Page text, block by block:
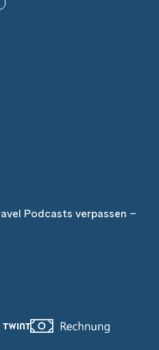
Podcasts verpassen –